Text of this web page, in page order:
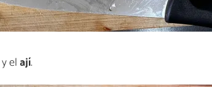
y elají.